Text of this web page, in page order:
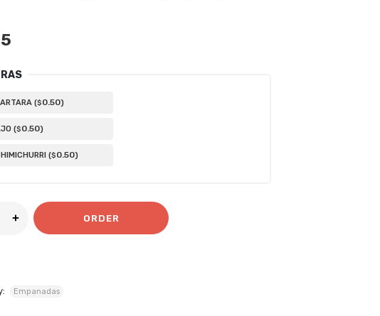
($0.50)
($0.50)
($0.50)
ORDER
Empanadas